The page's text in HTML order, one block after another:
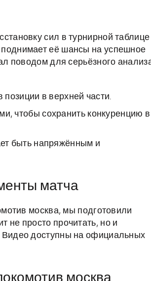
сил в турнирной таблице
её шансы на успешное
поводом для серьёзного
в верхней части.
чтобы сохранить конкуренцию в
быть напряжённым и
матча
москва, мы подготовили
не просто прочитать, но и
Видео доступны на официальных